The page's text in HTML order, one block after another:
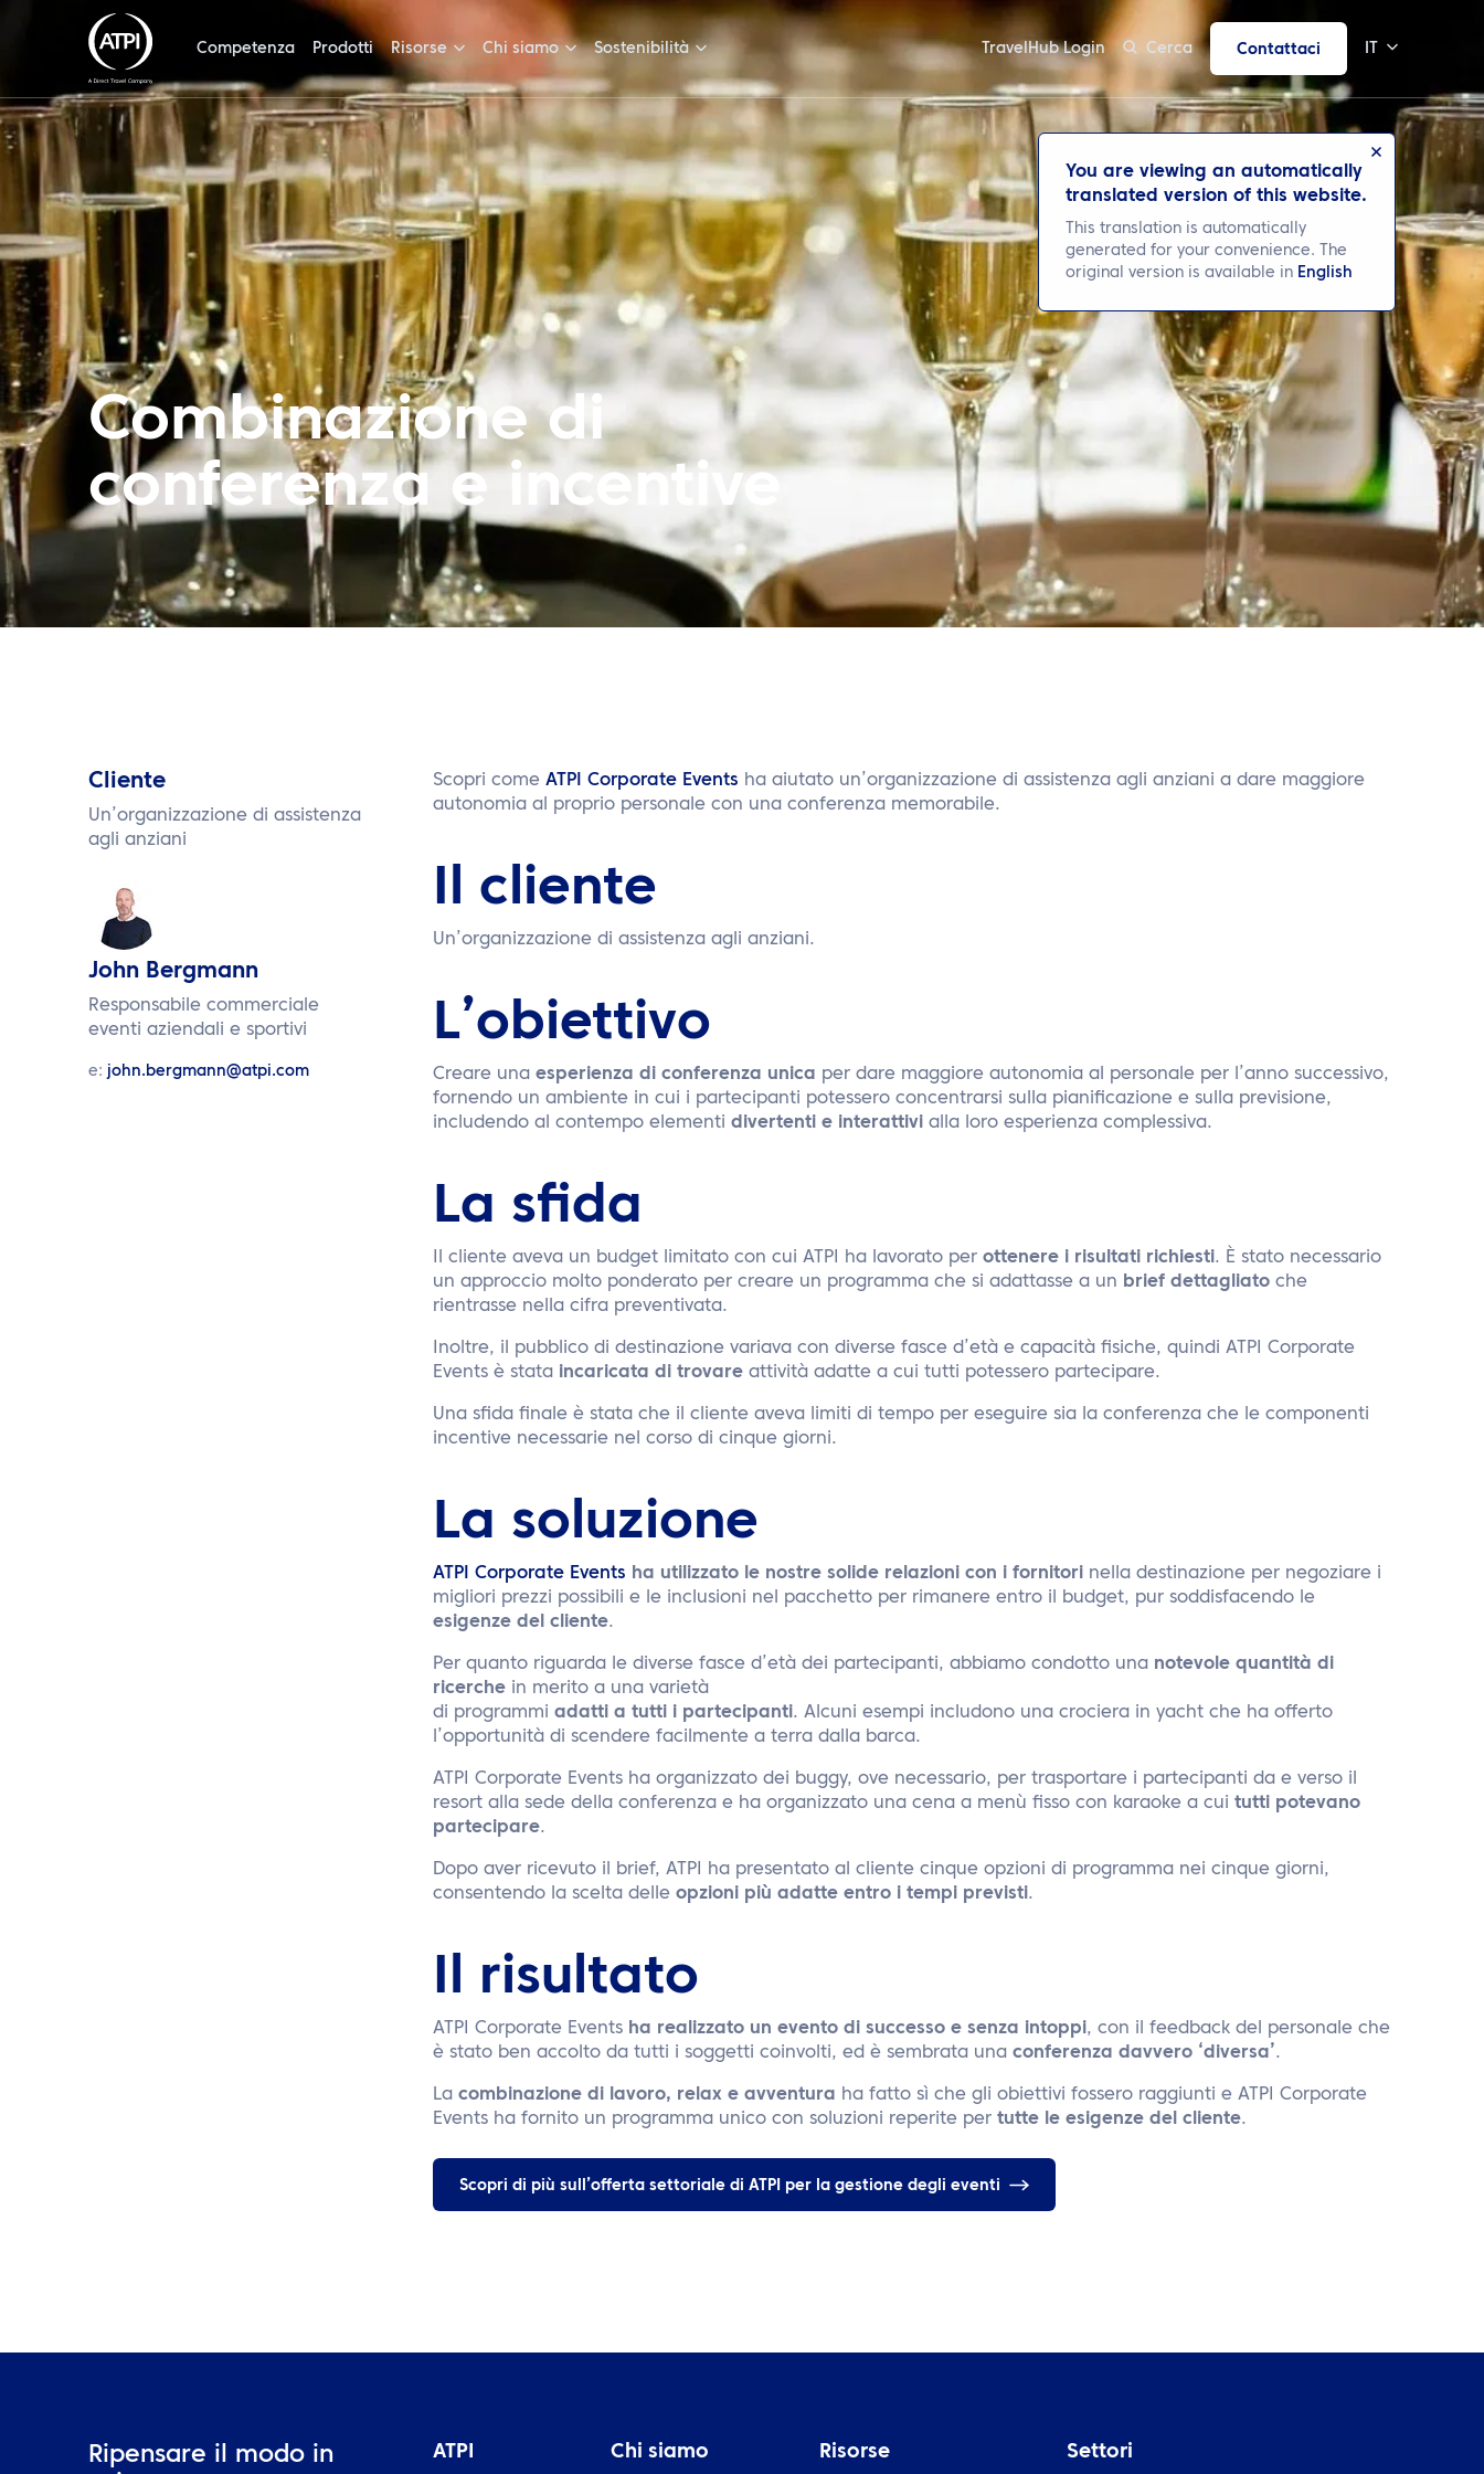
Competenza Prodotti Risorse Chi siamo Sostenibilità TravelHub Login Cerca Contattaci IT
You are viewing an automatically
translated version of this website.
This translation is automatically
generated for your convenience. The
original version is available in English
Combinazione di
conferenza e incentive
Cliente
Un’organizzazione di assistenza
agli anziani
John Bergmann
Responsabile commerciale
eventi aziendali e sportivi
e: john.bergmann@atpi.com
Scopri come ATPI Corporate Events ha aiutato un’organizzazione di assistenza agli anziani a dare maggiore
autonomia al proprio personale con una conferenza memorabile.
Il cliente
Un’organizzazione di assistenza agli anziani.
L’obiettivo
Creare una esperienza di conferenza unica per dare maggiore autonomia al personale per l’anno successivo,
fornendo un ambiente in cui i partecipanti potessero concentrarsi sulla pianificazione e sulla previsione,
includendo al contempo elementi divertenti e interattivi alla loro esperienza complessiva.
La sfida
Il cliente aveva un budget limitato con cui ATPI ha lavorato per ottenere i risultati richiesti. È stato necessario
un approccio molto ponderato per creare un programma che si adattasse a un brief dettagliato che
rientrasse nella cifra preventivata.
Inoltre, il pubblico di destinazione variava con diverse fasce d’età e capacità fisiche, quindi ATPI Corporate
Events è stata incaricata di trovare attività adatte a cui tutti potessero partecipare.
Una sfida finale è stata che il cliente aveva limiti di tempo per eseguire sia la conferenza che le componenti
incentive necessarie nel corso di cinque giorni.
La soluzione
ATPI Corporate Events ha utilizzato le nostre solide relazioni con i fornitori nella destinazione per negoziare i
migliori prezzi possibili e le inclusioni nel pacchetto per rimanere entro il budget, pur soddisfacendo le
esigenze del cliente.
Per quanto riguarda le diverse fasce d’età dei partecipanti, abbiamo condotto una notevole quantità di
ricerche in merito a una varietà
di programmi adatti a tutti i partecipanti. Alcuni esempi includono una crociera in yacht che ha offerto
l’opportunità di scendere facilmente a terra dalla barca.
ATPI Corporate Events ha organizzato dei buggy, ove necessario, per trasportare i partecipanti da e verso il
resort alla sede della conferenza e ha organizzato una cena a menù fisso con karaoke a cui tutti potevano
partecipare.
Dopo aver ricevuto il brief, ATPI ha presentato al cliente cinque opzioni di programma nei cinque giorni,
consentendo la scelta delle opzioni più adatte entro i tempi previsti.
Il risultato
ATPI Corporate Events ha realizzato un evento di successo e senza intoppi, con il feedback del personale che
è stato ben accolto da tutti i soggetti coinvolti, ed è sembrata una conferenza davvero ‘diversa’.
La combinazione di lavoro, relax e avventura ha fatto sì che gli obiettivi fossero raggiunti e ATPI Corporate
Events ha fornito un programma unico con soluzioni reperite per tutte le esigenze del cliente.
Scopri di più sull’offerta settoriale di ATPI per la gestione degli eventi
Ripensare il modo in
ATPI Chi siamo Risorse Settori